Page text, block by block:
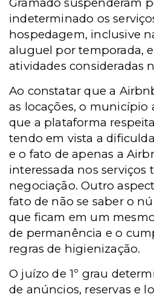
indeterminado os
hospedagem, inclusive
aluguel por temporada,
atividades consideradas
Ao constatar que a
as locações, o município
que a plataforma
tendo em vista a
e o fato de apenas a
interessada nos serviços
negociação. Outro
fato de não se saber o
que ficam em um
de permanência e o
regras de higienização.
O juízo de 1º grau
de anúncios, reservas e